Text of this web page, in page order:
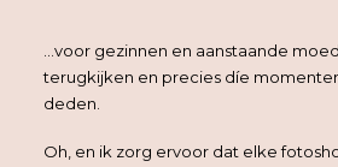
…voor gezinnen en aanstaande
terugkijken en precies díe
deden.
Oh, en ik zorg ervoor dat elke